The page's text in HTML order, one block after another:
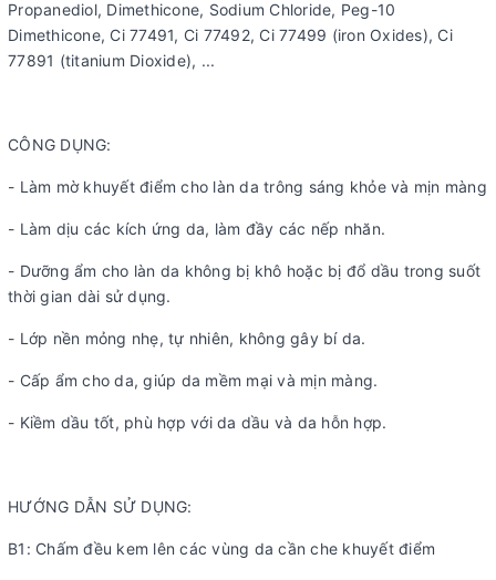
Propanediol, Dimethicone, Sodium Chloride, Peg-10
Dimethicone, Ci 77491, Ci 77492, Ci 77499 (iron Oxides), Ci
77891 (titanium Dioxide), ...
CÔNG DỤNG:
- Làm mờ khuyết điểm cho làn da trông sáng khỏe và mịn màng
- Làm dịu các kích ứng da, làm đầy các nếp nhăn.
- Dưỡng ẩm cho làn da không bị khô hoặc bị đổ dầu trong suốt
thời gian dài sử dụng.
- Lớp nền mỏng nhẹ, tự nhiên, không gây bí da.
- Cấp ẩm cho da, giúp da mềm mại và mịn màng.
- Kiềm dầu tốt, phù hợp với da dầu và da hỗn hợp.
HƯỚNG DẪN SỬ DỤNG:
B1: Chấm đều kem lên các vùng da cần che khuyết điểm